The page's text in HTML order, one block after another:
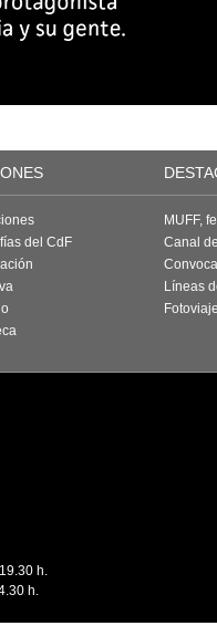
del CdF
MUFF,
Canal
Líneas
h.
h.